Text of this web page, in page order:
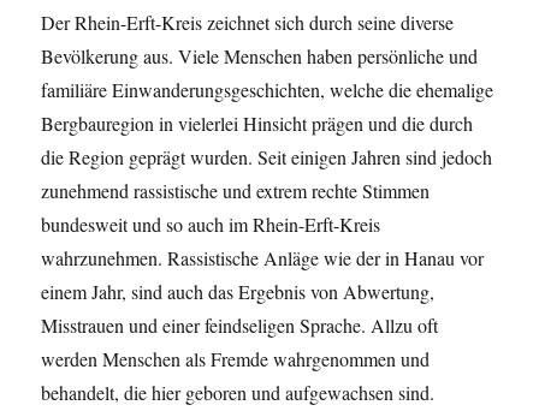
Der Rhein-Erft-Kreis zeichnet sich durch seine diverse
Bevölkerung aus. Viele Menschen haben persönliche und
familiäre Einwanderungsgeschichten, welche die ehemalige
Bergbauregion in vielerlei Hinsicht prägen und die durch
die Region geprägt wurden. Seit einigen Jahren sind jedoch
zunehmend rassistische und extrem rechte Stimmen
bundesweit und so auch im Rhein-Erft-Kreis
wahrzunehmen. Rassistische Anläge wie der in Hanau vor
einem Jahr, sind auch das Ergebnis von Abwertung,
Misstrauen und einer feindseligen Sprache. Allzu oft
werden Menschen als Fremde wahrgenommen und
behandelt, die hier geboren und aufgewachsen sind.